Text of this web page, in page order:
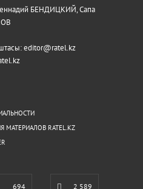
Геннадий БЕНДИЦКИЙ, Сапа
editor@ratel.kz
МАТЕРИАЛОВ RATEL.KZ
694 2 589